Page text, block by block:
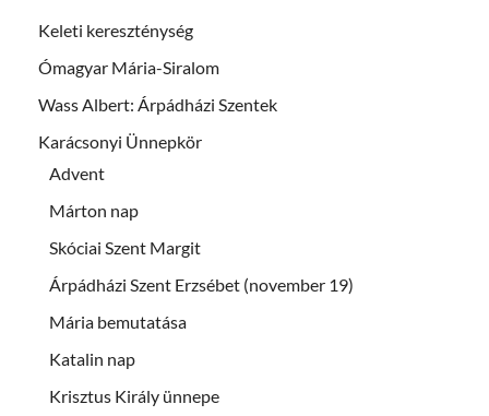
Keleti kereszténység
Ómagyar Mária-Siralom
Wass Albert: Árpádházi Szentek
Karácsonyi Ünnepkör
Advent
Márton nap
Skóciai Szent Margit
Árpádházi Szent Erzsébet (november 19)
Mária bemutatása
Katalin nap
Krisztus Király ünnepe